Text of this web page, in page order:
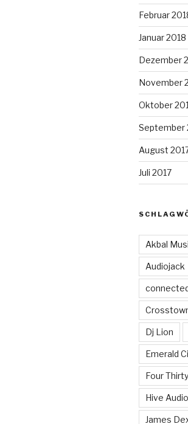
Februar
Januar 2018
Dezember
November
Oktober
September
August
Juli 2017
Akbal
Audiojack
Dj Lion
Emerald
Four
Hive Audio
James